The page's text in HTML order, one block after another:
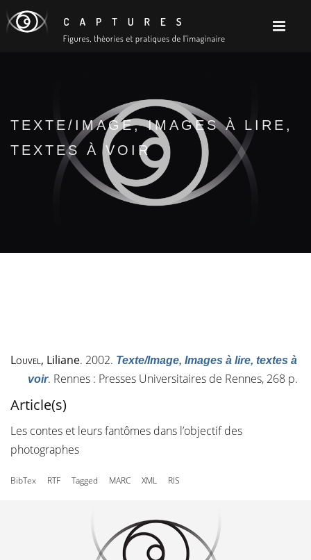
TEXTE/IMAGE, IMAGES À LIRE,
TEXTES À VOIR
Louvel, Liliane. 2002. Texte/Image, Images à lire, textes à
voir. Rennes : Presses Universitaires de Rennes, 268 p.
Article(s)
Les contes et leurs fantômes dans l’objectif des
photographes
BibTex RTF Tagged MARC XML RIS